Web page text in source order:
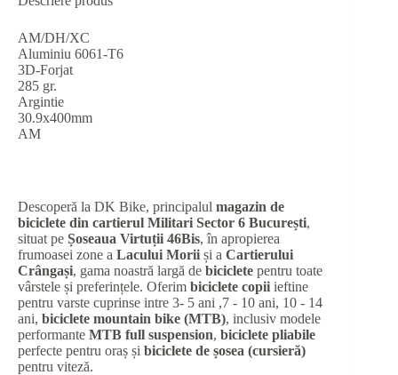
AM/DH/XC
Aluminiu 6061-T6
3D-Forjat
285 gr.
Argintie
30.9x400mm
AM
Descoperă la DK Bike, principalul magazin de
biciclete din cartierul Militari Sector 6 București,
situat pe Șoseaua Virtuții 46Bis, în apropierea
frumoasei zone a Lacului Morii și a Cartierului
Crângași, gama noastră largă de biciclete pentru toate
vârstele și preferințele. Oferim biciclete copii ieftine
pentru varste cuprinse intre 3- 5 ani ,7 - 10 ani, 10 - 14
ani, biciclete mountain bike (MTB), inclusiv modele
performante MTB full suspension, biciclete pliabile
perfecte pentru oraș și biciclete de șosea (cursieră)
pentru viteză.